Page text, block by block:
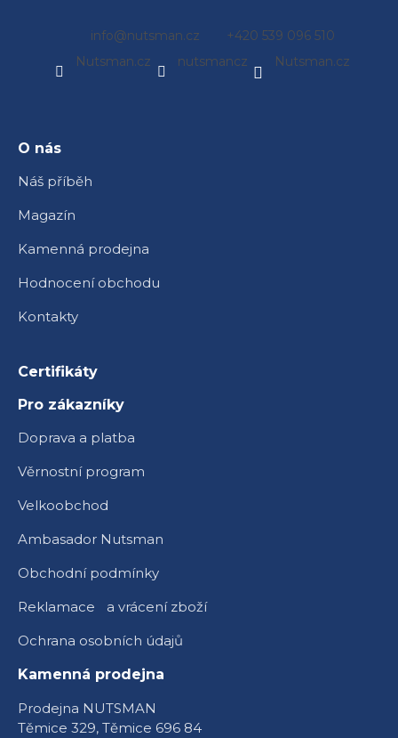
info@nutsman.cz
+420 539 096 510
Nutsman.cz
nutsmancz Nutsman.cz
O nás
Náš příběh
Magazín
Kamenná prodejna
Hodnocení obchodu
Kontakty
Certifikáty
Pro zákazníky
Doprava a platba
Věrnostní program
Velkoobchod
Ambasador Nutsman
Obchodní podmínky
Reklamace a vrácení zboží
Ochrana osobních údajů
Kamenná prodejna
Prodejna NUTSMAN
Těmice 329, Těmice 696 84